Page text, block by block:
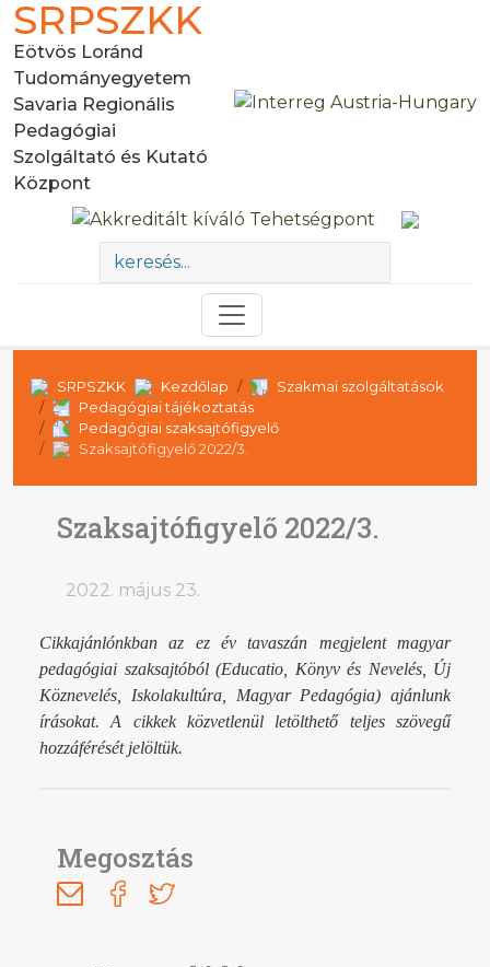
SRPSZKK
Eötvös Loránd
Tudományegyetem
Savaria Regionális
Pedagógiai
Szolgáltató és Kutató
Központ
SRPSZKK Kezdőlap
Szakmai szolgáltatások
Pedagógiai tájékoztatás
Pedagógiai szaksajtófigyelő
Szaksajtófigyelő 2022/3.
Szaksajtófigyelő 2022/3.
2022. május 23.
Cikkajánlónkban az ez év tavaszán megjelent magyar
pedagógiai szaksajtóból (Educatio, Könyv és Nevelés, Új
Köznevelés, Iskolakultúra, Magyar Pedagógia) ajánlunk
írásokat.
A cikkek közvetlenül letölthető teljes szövegű
hozzáférését jelöltük.
Megosztás